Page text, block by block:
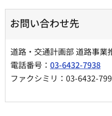
お問い合わせ先
道路・交通計画部 道路事
電話番号： 03-6432-7938
ファクシミリ：03-6432-